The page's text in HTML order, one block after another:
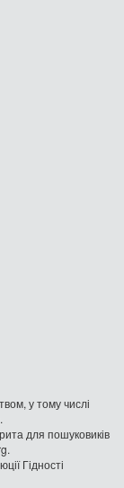
у тому числі
для пошуковиків
Гідності